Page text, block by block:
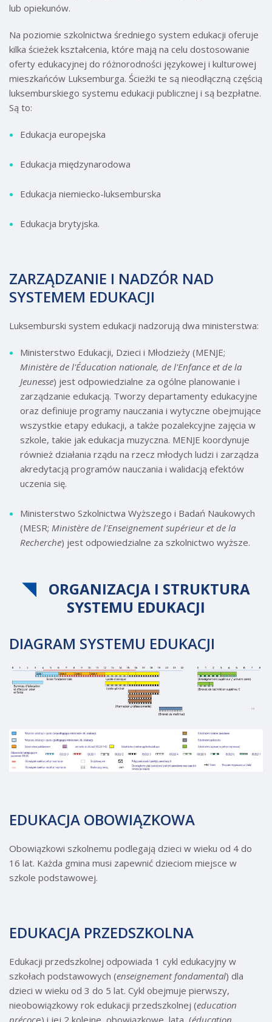
lub opiekunów.
Na poziomie szkolnictwa średniego system edukacji oferuje
kilka ścieżek kształcenia, które mają na celu dostosowanie
oferty edukacyjnej do różnorodności językowej i kulturowej
mieszkańców Luksemburga. Ścieżki te są nieodłączną częścią
luksemburskiego systemu edukacji publicznej i są bezpłatne.
Są to:
Edukacja europejska
Edukacja międzynarodowa
Edukacja niemiecko-luksemburska
Edukacja brytyjska.
ZARZĄDZANIE I NADZÓR NAD
SYSTEMEM EDUKACJI
Luksemburski system edukacji nadzorują dwa ministerstwa:
Ministerstwo Edukacji, Dzieci i Młodzieży (MENJE;
Ministère de l'Éducation nationale, de l'Enfance et de la
Jeunesse) jest odpowiedzialne za ogólne planowanie i
zarządzanie edukacją. Tworzy departamenty edukacyjne
oraz definiuje programy nauczania i wytyczne obejmujące
wszystkie etapy edukacji, a także pozalekcyjne zajęcia w
szkole, takie jak edukacja muzyczna. MENJE koordynuje
również działania rządu na rzecz młodych ludzi i zarządza
akredytacją programów nauczania i walidacją efektów
uczenia się.
Ministerstwo Szkolnictwa Wyższego i Badań Naukowych
(MESR; Ministère de l'Enseignement supérieur et de la
Recherche) jest odpowiedzialne za szkolnictwo wyższe.
ORGANIZACJA I STRUKTURA
SYSTEMU EDUKACJI
DIAGRAM SYSTEMU EDUKACJI
EDUKACJA OBOWIĄZKOWA
Obowiązkowi szkolnemu podlegają dzieci w wieku od 4 do
16 lat. Każda gmina musi zapewnić dzieciom miejsce w
szkole podstawowej.
EDUKACJA PRZEDSZKOLNA
Edukacji przedszkolnej odpowiada 1 cykl edukacyjny w
szkołach podstawowych (enseignement fondamental) dla
dzieci w wieku od 3 do 5 lat. Cykl obejmuje pierwszy,
nieobowiązkowy rok edukacji przedszkolnej (education
précoce) i jej 2 kolejne, obowiązkowe, lata, (éducation